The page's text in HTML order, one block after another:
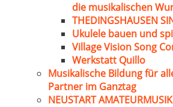
die musikalischen
THEDINGSHAUSEN
Ukulele bauen und
Village Vision Song
Werkstatt Quillo
Musikalische Bildung für
Partner im Ganztag
NEUSTART AMATEURMUSIK